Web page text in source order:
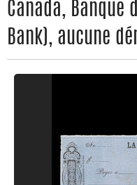
Canada, Banque
Bank), aucune